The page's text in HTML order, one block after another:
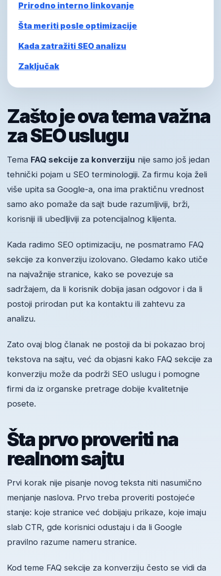
Prirodno interno linkovanje
Šta meriti posle optimizacije
Kada zatražiti SEO analizu
Zaključak
Zašto je ova tema važna
za SEO uslugu
Tema FAQ sekcije za konverziju nije samo još jedan
tehnički pojam u SEO terminologiji. Za firmu koja želi
više upita sa Google-a, ona ima praktičnu vrednost
samo ako pomaže da sajt bude razumljiviji, brži,
korisniji ili ubedljiviji za potencijalnog klijenta.
Kada radimo SEO optimizaciju, ne posmatramo FAQ
sekcije za konverziju izolovano. Gledamo kako utiče
na najvažnije stranice, kako se povezuje sa
sadržajem, da li korisnik dobija jasan odgovor i da li
postoji prirodan put ka kontaktu ili zahtevu za
analizu.
Zato ovaj blog članak ne postoji da bi pokazao broj
tekstova na sajtu, već da objasni kako FAQ sekcije za
konverziju može da podrži SEO uslugu i pomogne
firmi da iz organske pretrage dobije kvalitetnije
posete.
Šta prvo proveriti na
realnom sajtu
Prvi korak nije pisanje novog teksta niti nasumično
menjanje naslova. Prvo treba proveriti postojeće
stanje: koje stranice već dobijaju prikaze, koje imaju
slab CTR, gde korisnici odustaju i da li Google
pravilno razume nameru stranice.
Kod teme FAQ sekcije za konverziju često se vidi da